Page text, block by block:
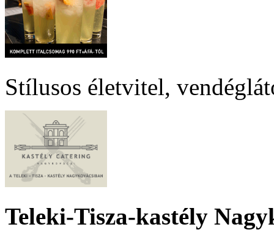
Stílusos életvitel,
Teleki-Tisza-kastély